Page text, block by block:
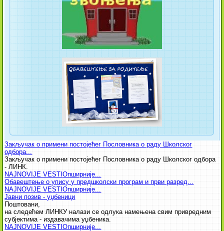
Закључак о примени постојећег Пословника о раду Школског
одбора...
Закључак о примени постојећег Пословника о раду Школског одбора
- ЛИНК.
NAJNOVIJE VESTIОпширније...
Обавештење о упису у предшколски програм и први разред...
NAJNOVIJE VESTIОпширније...
Јавни позив - уџбеници
Поштовани,
на следећем ЛИНКУ налази се одлука намењена свим привредним
субјектима - издавачима уџбеника.
NAJNOVIJE VESTIОпширније...